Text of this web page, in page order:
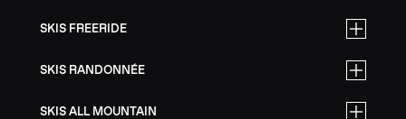
SKIS FREERIDE
SKIS RANDONNÉE
SKIS ALL MOUNTAIN